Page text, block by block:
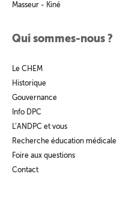
Masseur - Kiné
Qui sommes-nous ?
Le CHEM
Historique
Gouvernance
Info DPC
L’ANDPC et vous
Recherche éducation médicale
Foire aux questions
Contact